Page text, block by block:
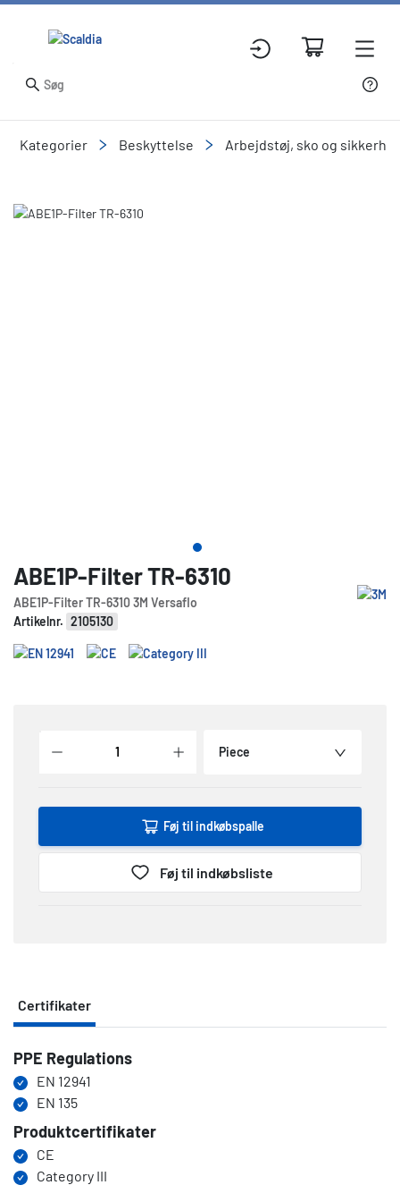
Kategorier Beskyttelse Arbejdstøj, sko og
Slide 1 of 1
ABE1P-Filter TR-6310
ABE1P-Filter TR-6310 3M Versaflo
Artikelnr. 2105130
Piece
Føj til indkøbspalle
Føj til indkøbsliste
Certifikater
Certifikater
PPE Regulations
EN 12941
EN 135
Produktcertifikater
CE
Category III